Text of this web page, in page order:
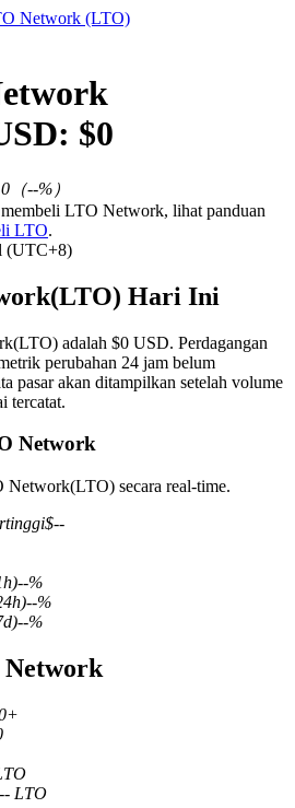
USDT sebagai jaminannya
logam mulia, dan komoditas
Network (LTO)
$0
0 （--%）
LTO Network, lihat panduan
LTO.
(UTC+8)
Hari Ini
adalah $0 USD. Perdagangan
perubahan 24 jam belum
pasar akan ditampilkan setelah volume
tercatat.
Network
Network(LTO) secara real-time.
$--
--%
--%
--%
Network
-- LTO